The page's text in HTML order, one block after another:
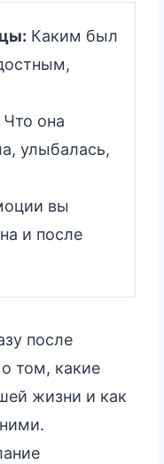
Каким был
Что она
улыбалась,
вы
и после
после
том, какие
жизни и как